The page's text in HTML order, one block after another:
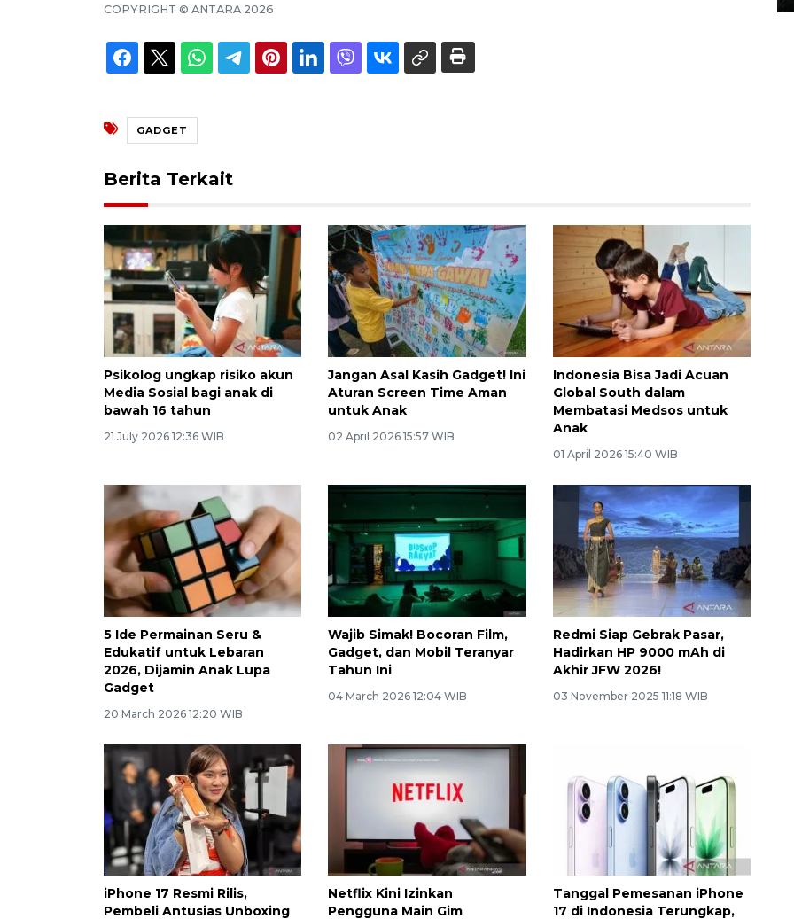
COPYRIGHT © ANTARA 2026
GADGET
Berita Terkait
Psikolog ungkap risiko akun
Media Sosial bagi anak di
bawah 16 tahun
21 July 2026 12:36 WIB
Jangan Asal Kasih Gadget! Ini
Aturan Screen Time Aman
untuk Anak
02 April 2026 15:57 WIB
Indonesia Bisa Jadi Acuan
Global South dalam
Membatasi Medsos untuk
Anak
01 April 2026 15:40 WIB
5 Ide Permainan Seru &
Edukatif untuk Lebaran
2026, Dijamin Anak Lupa
Gadget
20 March 2026 12:20 WIB
Wajib Simak! Bocoran Film,
Gadget, dan Mobil Teranyar
Tahun Ini
04 March 2026 12:04 WIB
Redmi Siap Gebrak Pasar,
Hadirkan HP 9000 mAh di
Akhir JFW 2026!
03 November 2025 11:18 WIB
iPhone 17 Resmi Rilis,
Pembeli Antusias Unboxing
Netflix Kini Izinkan
Pengguna Main Gim
Tanggal Pemesanan iPhone
17 di Indonesia Terungkap,